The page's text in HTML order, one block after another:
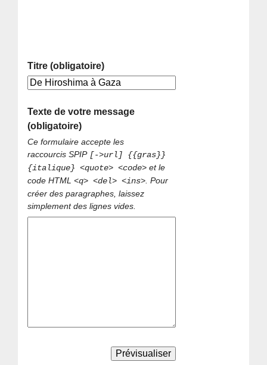
Titre (obligatoire)
Texte de votre message
(obligatoire)
Ce formulaire accepte les
raccourcis SPIP [->url] {{gras}}
{italique} <quote> <code> et le
code HTML<q> <del> <ins>. Pour
créer des paragraphes, laissez
simplement des lignes vides.